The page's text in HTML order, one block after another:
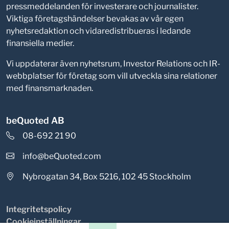
pressmeddelanden för investerare och journalister.
Viktiga företagshändelser bevakas av vår egen
nyhetsredaktion och vidaredistribueras i ledande
finansiella medier.
Vi uppdaterar även nyhetsrum, Investor Relations och IR-
webbplatser för företag som vill utveckla sina relationer
med finansmarknaden.
beQuoted AB
08-692 21 90
info@beQuoted.com
Nybrogatan 34, Box 5216, 102 45 Stockholm
Integritetspolicy
Cookieinställningar